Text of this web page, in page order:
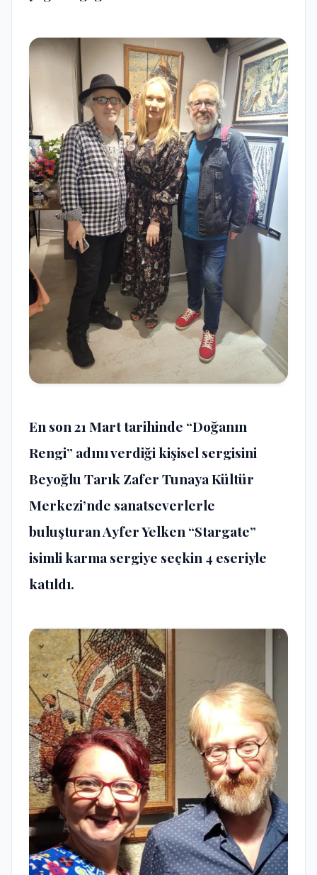
En son 21 Mart tarihinde “Doğanın
Rengi” adını verdiği kişisel sergisini
Beyoğlu Tarık Zafer Tunaya Kültür
Merkezi’nde sanatseverlerle
buluşturan Ayfer Yelken “Stargate”
isimli karma sergiye seçkin 4 eseriyle
katıldı.